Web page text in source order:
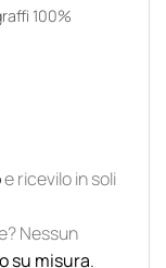
100%
e ricevilo in soli
Nessun
su misura.